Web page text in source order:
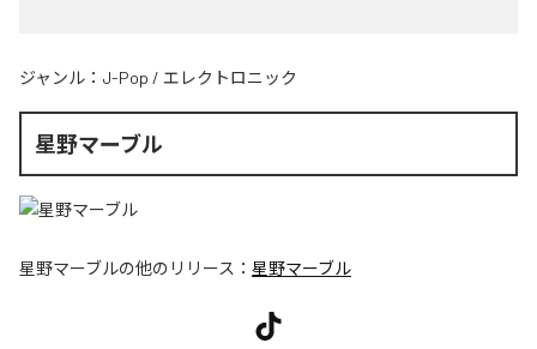
ジャンル： J-Pop / エレクトロニック
星野マーブル
星野マーブルの他のリリース： 星野マーブル